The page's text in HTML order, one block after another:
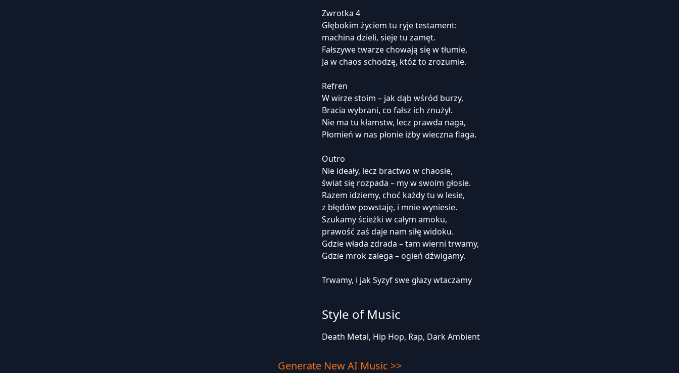
Zwrotka 4
Głębokim życiem tu ryje testament:
machina dzieli, sieje tu zamęt.
Fałszywe twarze chowają się w tłumie,
Ja w chaos schodzę, któż to zrozumie.
Refren
W wirze stoim – jak dąb wśród burzy,
Bracia wybrani, co fałsz ich znużył.
Nie ma tu kłamstw, lecz prawda naga,
Płomień w nas płonie iżby wieczna flaga.
Outro
Nie ideały, lecz bractwo w chaosie,
świat się rozpada – my w swoim głosie.
Razem idziemy, choć każdy tu w lesie,
z błędów powstaję, i mnie wyniesie.
Szukamy ścieżki w całym amoku,
prawość zaś daje nam siłę widoku.
Gdzie włada zdrada – tam wierni trwamy,
Gdzie mrok zalega – ogień dźwigamy.
Trwamy, i jak Syzyf swe głazy wtaczamy
Style of Music
Death Metal, Hip Hop, Rap, Dark Ambient
Generate New AI Music >>